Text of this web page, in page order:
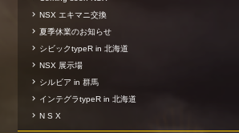
NSX エキマニ交換
夏季休業のお知らせ
シビックtypeR in 北海道
NSX 展示場
シルビア in 群馬
インテグラtypeR in 北海道
N S X